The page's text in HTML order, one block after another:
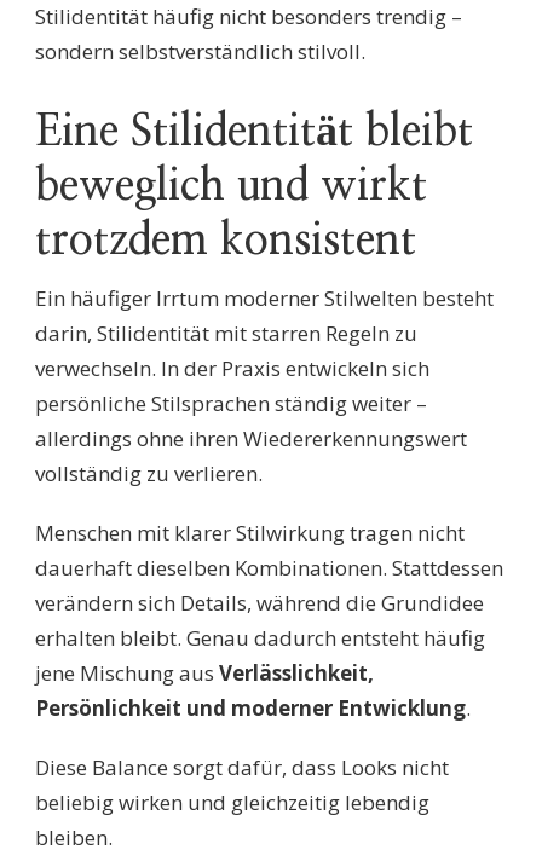
Stilidentität häufig nicht besonders trendig –
sondern selbstverständlich stilvoll.
Eine Stilidentität bleibt
beweglich und wirkt
trotzdem konsistent
Ein häufiger Irrtum moderner Stilwelten besteht
darin, Stilidentität mit starren Regeln zu
verwechseln. In der Praxis entwickeln sich
persönliche Stilsprachen ständig weiter –
allerdings ohne ihren Wiedererkennungswert
vollständig zu verlieren.
Menschen mit klarer Stilwirkung tragen nicht
dauerhaft dieselben Kombinationen. Stattdessen
verändern sich Details, während die Grundidee
erhalten bleibt. Genau dadurch entsteht häufig
jene Mischung aus Verlässlichkeit,
Persönlichkeit und moderner Entwicklung.
Diese Balance sorgt dafür, dass Looks nicht
beliebig wirken und gleichzeitig lebendig
bleiben.